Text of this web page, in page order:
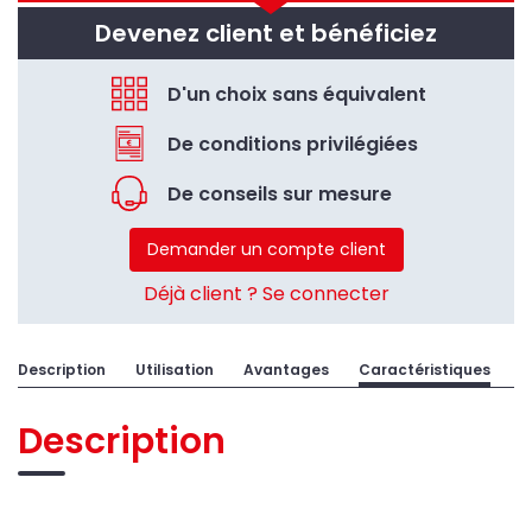
Devenez client et bénéficiez
D'un choix sans équivalent
De conditions privilégiées
De conseils sur mesure
Demander un compte client
Déjà client ? Se connecter
Description Utilisation Avantages Caractéristiques
Description